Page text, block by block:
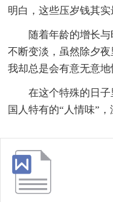
明白，这些压岁钱其实
随着年龄的增长
不断变淡，虽然除夕
我却总是会有意无意地
在这个特殊的日
国人特有的“人情味”，